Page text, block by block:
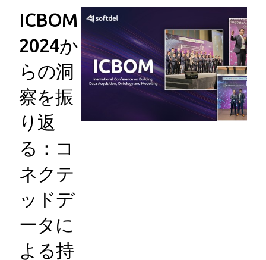
ICBOM
2024か
らの洞
察を振
り返
る：コ
ネクテ
ッドデ
ータに
よる持